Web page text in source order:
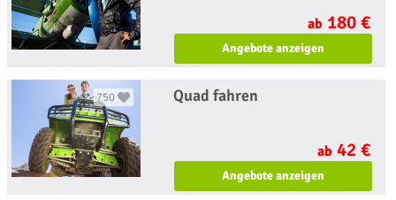
ab 180 €
Angebote anzeigen
750 Quad fahren
ab 42 €
Angebote anzeigen